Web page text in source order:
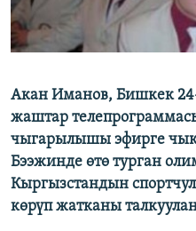
Акан Иманов, Бишкек 24-
жаштар
чыгарылышы эфирге
Бээжинде өтө турган
Кыргызстандын
көрүп жатканы